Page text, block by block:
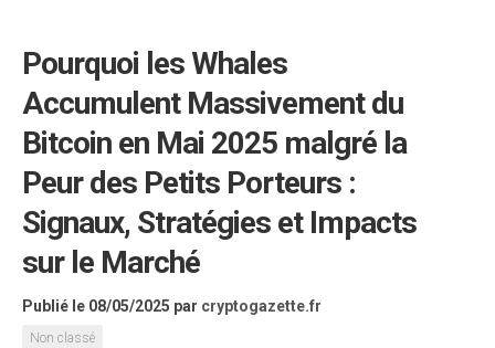
Pourquoi les Whales
Accumulent Massivement du
Bitcoin en Mai 2025 malgré la
Peur des Petits Porteurs :
Signaux, Stratégies et Impacts
sur le Marché
Publié le 08/05/2025 par cryptogazette.fr
Non classé